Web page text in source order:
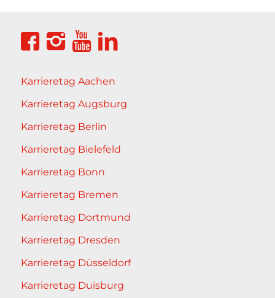
Karrieretag Aachen
Karrieretag Augsburg
Karrieretag Berlin
Karrieretag Bielefeld
Karrieretag Bonn
Karrieretag Bremen
Karrieretag Dortmund
Karrieretag Dresden
Karrieretag Düsseldorf
Karrieretag Duisburg